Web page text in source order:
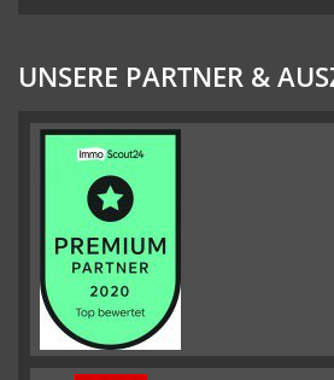
UNSERE PARTNER &